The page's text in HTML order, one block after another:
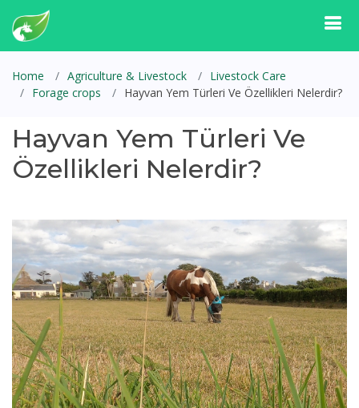
Home Agriculture & Livestock
Livestock Care
Forage crops
Hayvan Yem Türleri Ve Özellikleri Nelerdir?
Hayvan Yem Türleri Ve
Özellikleri Nelerdir?